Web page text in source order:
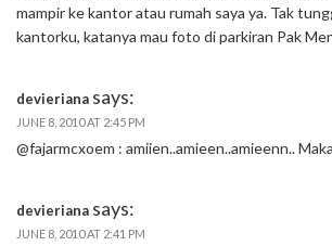
mampir ke kantor atau rumah saya ya. Tak
kantorku, katanya mau foto di parkiran Pak
devieriana says:
JUNE 8, 2010 AT 2:45 PM
@fajarmcxoem : amiien..amieen..amieenn..
devieriana says:
JUNE 8, 2010 AT 2:41 PM